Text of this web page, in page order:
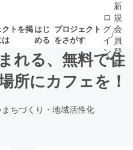
トを掲はじ
める
プロジェクト
をさがす
募集終了が近いプ
ロジェクト
もうすぐ公開
されます
ロ
グ
イ
ン
/
新
規
会
員
登
録
れる、無料で住
所にカフェを！
まちづくり・地域活性化